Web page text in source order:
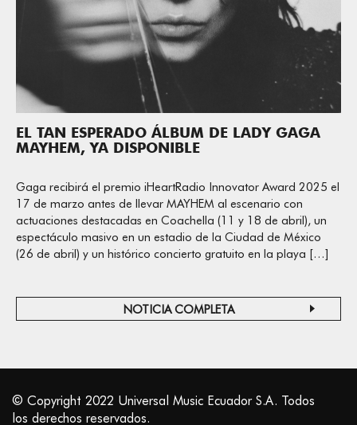
EL TAN ESPERADO ÁLBUM DE LADY GAGA
MAYHEM, YA DISPONIBLE
Gaga recibirá el premio iHeartRadio Innovator Award 2025 el
17 de marzo antes de llevar MAYHEM al escenario con
actuaciones destacadas en Coachella (11 y 18 de abril), un
espectáculo masivo en un estadio de la Ciudad de México
(26 de abril) y un histórico concierto gratuito en la playa […]
NOTICIA COMPLETA
© Copyright 2022 Universal Music Ecuador S.A. Todos
los derechos reservados.